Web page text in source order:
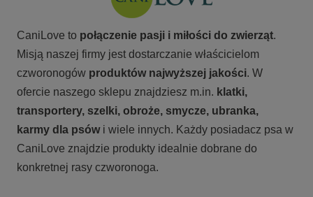
CaniLove to połączenie pasji i miłości do zwierząt.
Misją naszej firmy jest dostarczanie właścicielom
czworonogów produktów najwyższej jakości. W
ofercie naszego sklepu znajdziesz m.in. klatki,
transportery, szelki, obroże, smycze, ubranka,
karmy dla psówi wiele innych. Każdy posiadacz psa w
CaniLove znajdzie produkty idealnie dobrane do
konkretnej rasy czworonoga.